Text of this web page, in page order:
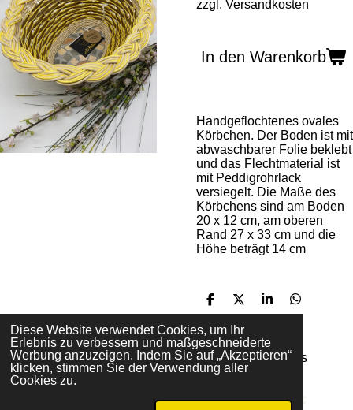
Diese Website verwendet Cookies, um Ihr
Erlebnis zu verbessern und maßgeschneiderte
Werbung anzuzeigen. Indem Sie auf „Akzeptieren“
klicken, stimmen Sie der Verwendung aller
Cookies zu.
zzgl. Versandkosten
In den Warenkorb
Handgeflochtenes ovales
Körbchen. Der Boden ist mit
abwaschbarer Folie beklebt
und das Flechtmaterial ist
mit Peddigrohrlack
versiegelt. Die Maße des
Körbchens sind am Boden
20 x 12 cm, am oberen
Rand 27 x 33 cm und die
Höhe beträgt 14 cm
T
e
i
l
e
n
T
e
i
l
e
n
T
e
l
e
T
e
© 2021 - 2026 Handgeflochtene Körbchen und Tabletts
Mit Unterstützung vonWebador